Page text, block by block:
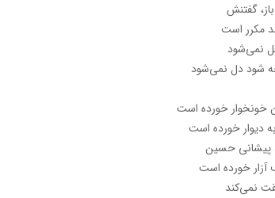
گفتنش
مکرر است
نمی‌شود
شود دل نمی‌شود
خورده است
دیوار خورده است
پیشانی حسین
آزار خورده است
نمی‌کند